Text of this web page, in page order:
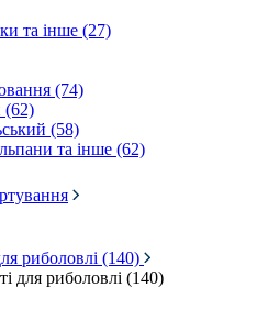
та інше (27)
(74)
(62)
(58)
та інше (62)
риболовлі (140)
для риболовлі (140)